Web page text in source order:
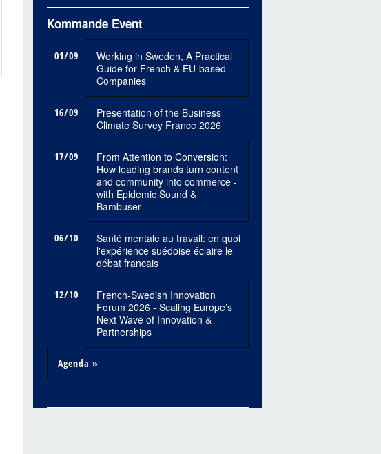
Kommande Event
01/09
Working in Sweden, A Practical
Guide for French & EU-based
Companies
16/09
Presentation of the Business
Climate Survey France 2026
17/09
From Attention to Conversion:
How leading brands turn content
and community into commerce -
with Epidemic Sound &
Bambuser
06/10
Santé mentale au travail: en quoi
l'expérience suédoise éclaire le
débat francais
12/10
French-Swedish Innovation
Forum 2026 - Scaling Europe’s
Next Wave of Innovation &
Partnerships
Agenda »